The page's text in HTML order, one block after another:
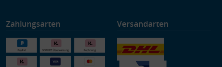
Zahlungsarten Versandarten